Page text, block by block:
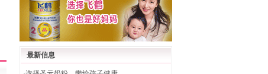
最新信息